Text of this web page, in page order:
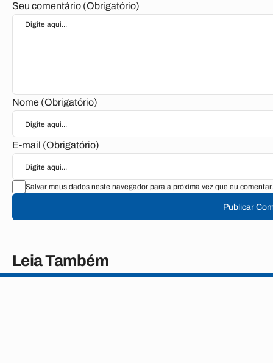
Seu comentário (Obrigatório)
Nome (Obrigatório)
E-mail (Obrigatório)
Salvar meus dados neste navegador para a próxima vez que eu comentar.
Publicar
Leia Também